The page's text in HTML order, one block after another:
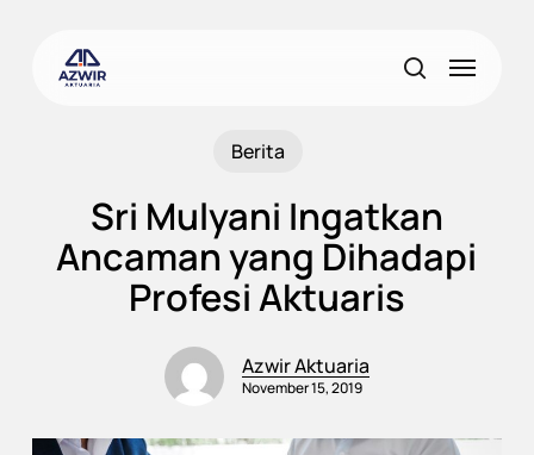
content
search
Menu
Berita
Sri Mulyani Ingatkan
Ancaman yang Dihadapi
Profesi Aktuaris
Azwir Aktuaria
November 15, 2019